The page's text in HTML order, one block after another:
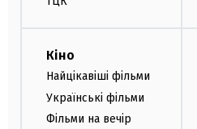
Кіно
Найцікавіші фільми
Українські фільми
Фільми на вечір